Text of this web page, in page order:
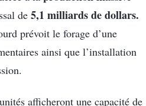
de 5,1 milliards de dollars.
prévoit le forage d’une
ainsi que l’installation
afficheront une capacité de